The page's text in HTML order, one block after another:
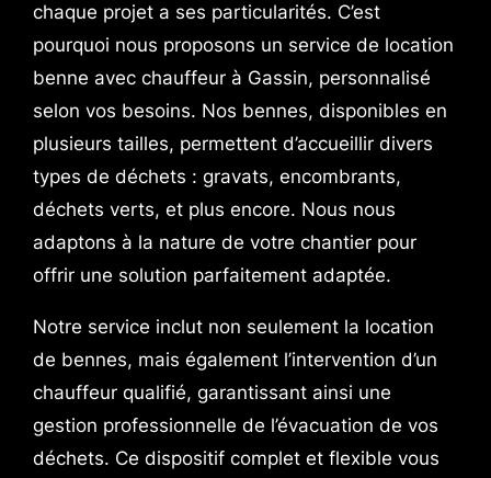
chaque projet a ses particularités. C’est
pourquoi nous proposons un service de location
benne avec chauffeur à Gassin, personnalisé
selon vos besoins. Nos bennes, disponibles en
plusieurs tailles, permettent d’accueillir divers
types de déchets : gravats, encombrants,
déchets verts, et plus encore. Nous nous
adaptons à la nature de votre chantier pour
offrir une solution parfaitement adaptée.
Notre service inclut non seulement la location
de bennes, mais également l’intervention d’un
chauffeur qualifié, garantissant ainsi une
gestion professionnelle de l’évacuation de vos
déchets. Ce dispositif complet et flexible vous